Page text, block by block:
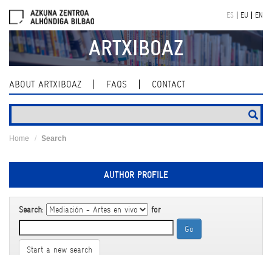
navigation
ES EU EN
ARTXIBOAZ
ABOUT ARTXIBOAZ FAQS CONTACT
Home Search
AUTHOR PROFILE
Search: for
Start a new search